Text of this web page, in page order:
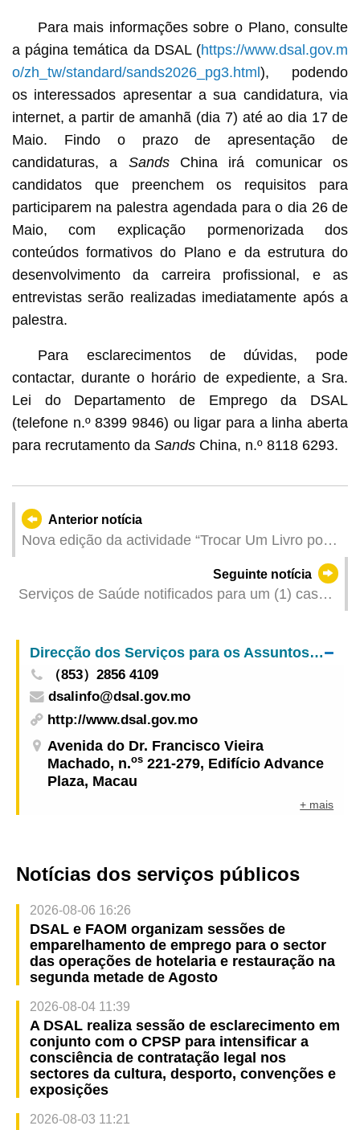
Para mais informações sobre o Plano, consulte
a página temática da DSAL (https://www.dsal.gov.m
o/zh_tw/standard/sands2026_pg3.html), podendo
os interessados apresentar a sua candidatura, via
internet, a partir de amanhã (dia 7) até ao dia 17 de
Maio. Findo o prazo de apresentação de
candidaturas, a Sands China irá comunicar os
candidatos que preenchem os requisitos para
participarem na palestra agendada para o dia 26 de
Maio, com explicação pormenorizada dos
conteúdos formativos do Plano e da estrutura do
desenvolvimento da carreira profissional, e as
entrevistas serão realizadas imediatamente após a
palestra.
Para esclarecimentos de dúvidas, pode
contactar, durante o horário de expediente, a Sra.
Lei do Departamento de Emprego da DSAL
(telefone n.º 8399 9846) ou ligar para a linha aberta
para recrutamento da Sands China, n.º 8118 6293.
Anterior notícia
Nova edição da actividade “Trocar Um Livro por
Outro” lançada em Maio para promover a partilha
de recursos e fomentar hábitos de leitura
Seguinte notícia
Serviços de Saúde notificados para um (1) caso
infecção colectiva de gripe | Apelo aos grupos de
alto risco para a vacinação atempada contra a
gripe
Direcção dos Serviços para os Assuntos Laborais
（853）2856 4109
dsalinfo@dsal.gov.mo
http://www.dsal.gov.mo
Avenida do Dr. Francisco Vieira
Machado, n.os 221-279, Edifício Advance
Plaza, Macau
+ mais
Notícias dos serviços públicos
2026-08-06 16:26
DSAL e FAOM organizam sessões de
emparelhamento de emprego para o sector
das operações de hotelaria e restauração na
segunda metade de Agosto
2026-08-04 11:39
A DSAL realiza sessão de esclarecimento em
conjunto com o CPSP para intensificar a
consciência de contratação legal nos
sectores da cultura, desporto, convenções e
exposições
2026-08-03 11:21